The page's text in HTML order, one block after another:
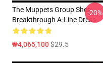
The Muppets Group Shot
Breakthrough A-Line Dress
₩4,065,100$29.5
-20%